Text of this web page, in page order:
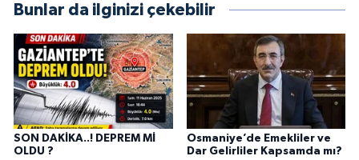
Bunlar da ilginizi çekebilir
SON DAKİKA..! DEPREM Mİ
OLDU ?
Osmaniye’de Emekliler ve
Dar Gelirliler Kapsamda mı?